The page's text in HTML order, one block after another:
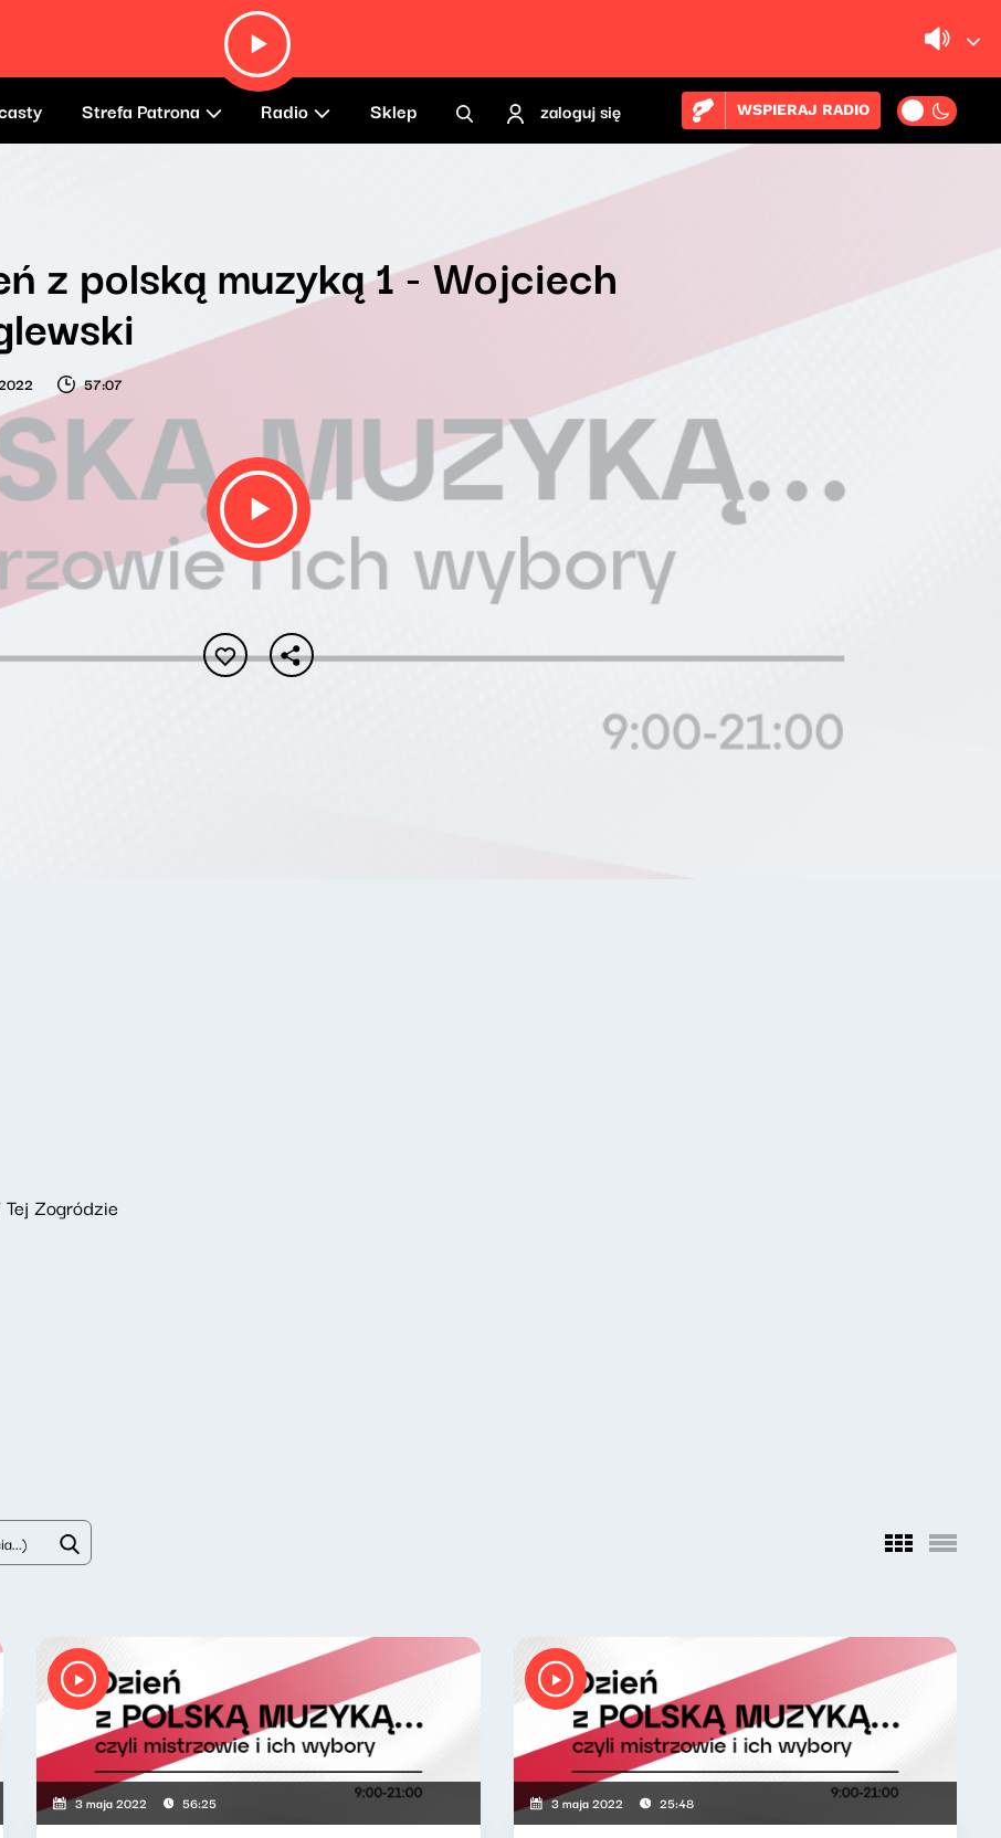
Strefa Patrona Radio Sklep zaloguj się WSPIERAJ RADIO
z polską muzyką 1 - Wojciech
57:07
Zogródzie
3 maja 2022 56:25 3 maja 2022 25:48